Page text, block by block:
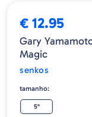
€ 12.95
Gary
Magic
senkos
tamanho:
5"